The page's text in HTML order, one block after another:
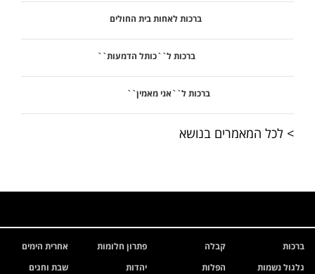
ברכות לאחות בית החולים
ברכות ל``כותל הדמעות``
ברכות ל``אני מאמין``
> לכל המאמרים בנושא
ברכות קבלה פתרון חלומות
אחרית הימים
גלגול נשמות
הפלות יהדות
שבת וחגים